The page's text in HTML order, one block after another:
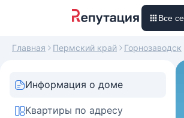
Все
Главная Пермский край Горнозаводск
Информация о доме
Квартиры по адресу